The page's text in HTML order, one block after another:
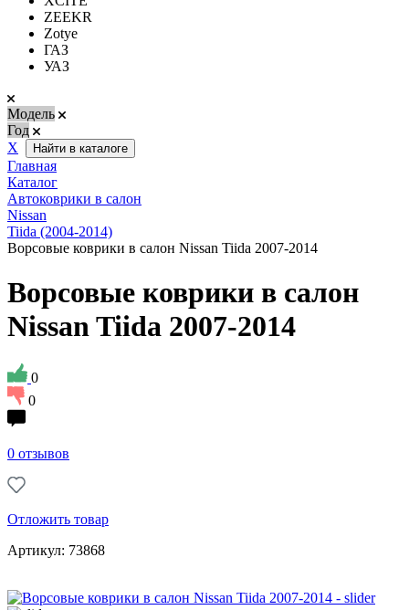
ZEEKR
Zotye
ГАЗ
УАЗ
Модель
Год
Х
Найти в каталоге
Главная
Каталог
Автоковрики в салон
Nissan
Tiida (2004-2014)
Ворсовые коврики в салон Nissan Tiida 2007-2014
Ворсовые коврики в салон
Nissan Tiida 2007-2014
0
0
0 отзывов
Отложить товар
Артикул: 73868